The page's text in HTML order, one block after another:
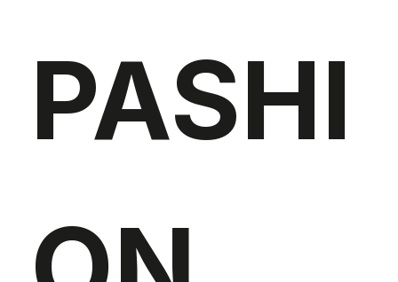
PASHI